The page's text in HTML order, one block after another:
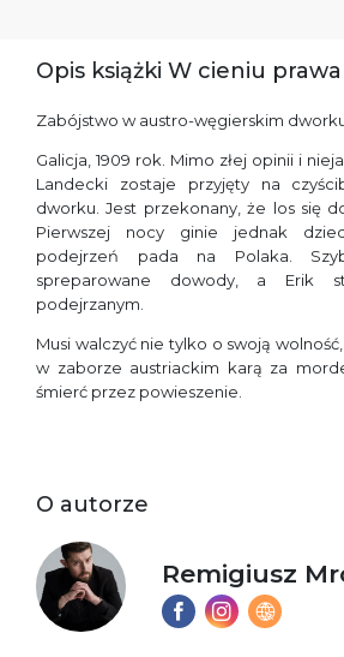
Opis książki W cieniu
Zabójstwo w austro-węgierskim
Galicja, 1909 rok. Mimo złej opinii i
Landecki zostaje przyjęty na
dworku. Jest przekonany, że los się
Pierwszej nocy ginie jednak
podejrzeń pada na Polaka.
spreparowane dowody, a Erik
podejrzanym.
Musi walczyć nie tylko o swoją
w zaborze austriackim karą za
śmierć przez powieszenie.
O autorze
Remigiusz